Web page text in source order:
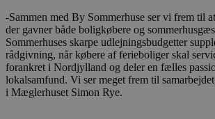
-Sammen med By Sommerhuse ser vi frem til
der gavner både boligkøbere og
Sommerhuses skarpe udlejningsbudgetter
rådgivning, når købere af ferieboliger skal
forankret i Nordjylland og deler en fælles
lokalsamfund. Vi ser meget frem til
i Mæglerhuset Simon Rye.